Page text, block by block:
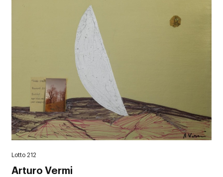
Lotto 212
Arturo Vermi